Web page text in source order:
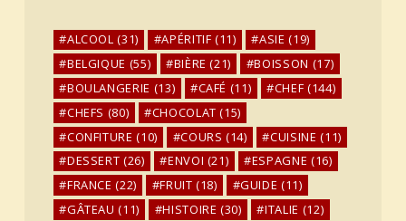
ALCOOL (31) APÉRITIF (11) ASIE (19)
BELGIQUE (55) BIÈRE (21) BOISSON (17)
BOULANGERIE (13) CAFÉ (11) CHEF (144)
CHEFS (80) CHOCOLAT (15)
CONFITURE (10) COURS (14) CUISINE (11)
DESSERT (26) ENVOI (21) ESPAGNE (16)
FRANCE (22) FRUIT (18) GUIDE (11)
GÂTEAU (11) HISTOIRE (30) ITALIE (12)